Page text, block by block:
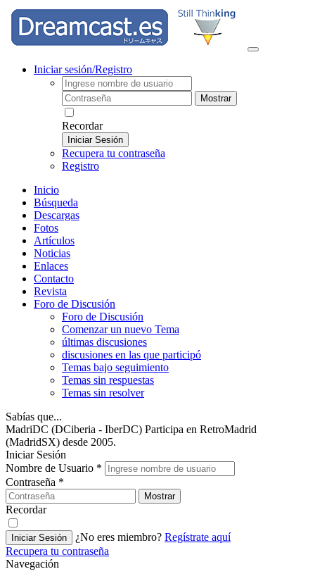
Iniciar sesión/Registro
Mostrar
Recordar
Iniciar Sesión
Recupera tu contraseña
Registro
Inicio
Búsqueda
Descargas
Fotos
Artículos
Noticias
Enlaces
Contacto
Revista
Foro de Discusión
Foro de Discusión
Comenzar un nuevo Tema
últimas discusiones
discusiones en las que participó
Temas bajo seguimiento
Temas sin respuestas
Temas sin resolver
Sabías que...
MadriDC (DCiberia - IberDC) Participa en RetroMadrid
(MadridSX) desde 2005.
Iniciar Sesión
Nombre de Usuario *
Contraseña *
Mostrar
Recordar
Iniciar Sesión ¿No eres miembro? Regístrate aquí
Recupera tu contraseña
Navegación